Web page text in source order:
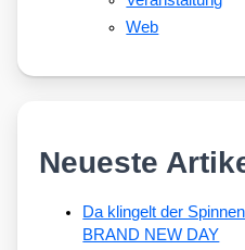
Web
Neueste
Da klingelt der
BRAND NEW DAY